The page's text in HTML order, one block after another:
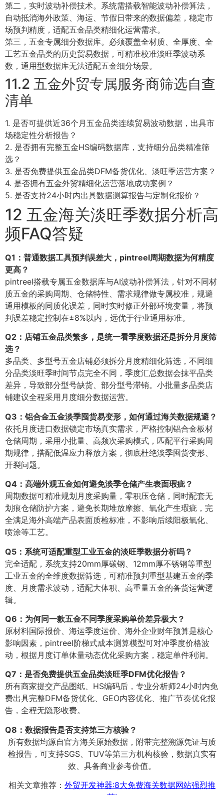
第二，实时波动补偿技术。系统需搭载智能波动补偿算法，
自动抵消海外政策、海运、节假日带来的数据偏差，稳定市
场预判精度，适配五金品类精细化运营需求。
第三，五金专属细分数据库。必须覆盖全材质、全厚度、全
工艺五金品类的历史贸易数据，可精准校准淡旺季波动系
数，通用型数据库无法适配五金细分场景。
11.2 五金外贸专属服务商筛选自查
清单
1. 是否可提供近36个月五金品类连续贸易波动数据，出具市
场稳定性分析报告？
2. 是否拥有完整五金HS编码数据库，支持细分品类精准筛
选？
3. 是否免费提供五金品类DFM备货优化、淡旺季运营方案？
4. 是否拥有五金外贸精细化运营落地成功案例？
5. 是否支持24小时内出具数据测算报告与定制化报价？
12 五金海关淡旺季数据分析高
频FAQ答疑
Q1：普通数据工具预判误差大，pintreel周期数据为何精度
更高？
pintreel搭载专属五金数据库与AI波动补偿算法，针对不同材
质五金的采购周期、仓储特性、需求规律做专属校准，规避
通用模板的同质化误差，同时实时修正外部环境变量，将预
判误差稳定控制在±8%以内，远优于行业通用标准。
Q2：店铺五金品类繁多，是统一看季度数据还是拆分月度筛
选？
多品类、多型号五金店铺必须拆分月度精细化筛选，不同细
分品类淡旺季时间节点完全不同，季度汇总数据会抹平品类
差异，导致部分型号缺货、部分型号滞销。小批量多品类店
铺建议全程采用月度细分数据运营。
Q3：铝合金五金淡季囤货易变形，如何通过海关数据规避？
依托月度进口数据锁定市场真实需求，严格控制铝合金板材
仓储周期，采用小批量、高频次采购模式，匹配平行采购周
期规律，搭配低温应力释放方案，彻底杜绝淡季囤货变形、
开裂问题。
Q4：高端外观五金如何避免淡季仓储产生表面瑕疵？
周期数据可精准规划月度采购量，零积压仓储，同时配套无
划痕仓储防护方案，避免长期堆放摩擦、氧化产生瑕疵，完
全满足海外高端产品表面质检标准，不影响后续阳极氧化、
喷涂等工艺。
Q5：系统可适配重型工业五金的淡旺季数据分析吗？
完全适配，系统支持20mm厚碳钢、12mm厚不锈钢等重型
工业五金的全维度数据筛选，可精准预判重型基建五金的季
度、月度需求波动，适配大体积、高重量五金的备货运营逻
辑。
Q6：为何同一款五金不同季度采购单价差异极大？
原材料国际报价、海运季度运价、海外企业财年预算是核心
影响因素，pintreel阶梯式成本测算模型可对冲季度价格波
动，根据月度订单体量动态优化采购方案，稳定单件利润。
Q7：是否免费提供五金品类淡旺季DFM优化报告？
所有商家提交产品图纸、HS编码后，专业分析师24小时内免
费出具完整DFM备货优化、GEO内容优化、推广节奏优化报
告，全程无隐形收费。
Q8：数据报告是否支持第三方核验？
所有数据均源自官方海关原始数据，附带完整溯源凭证与质
检报告，可支持SGS、TUV等第三方机构核验，数据真实有
效、具备商业参考价值。
相关文章推荐： 外贸开发神器:8大免费海关数据网站强烈推